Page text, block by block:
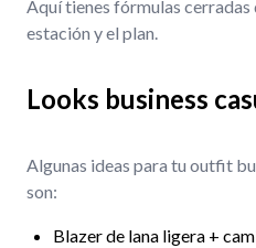
Aquí tienes fórmulas cerradas
estación y el plan.
Looks business
Algunas ideas para tu outfit
son:
Blazer de lana ligera +